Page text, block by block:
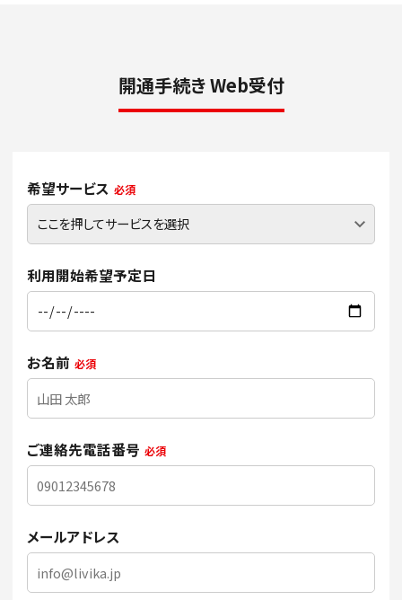
開通手続き Web受付
希望サービス 必須
利用開始希望予定日
お名前 必須
ご連絡先電話番号 必須
メールアドレス